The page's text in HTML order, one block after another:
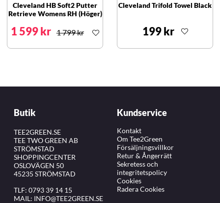
Cleveland HB Soft2 Putter
Retrieve Womens RH (Höger)
1 599 kr 1 799 kr
Cleveland Trifold Towel Black
199 kr
Butik
TEE2GREEN.SE
TEE TWO GREEN AB
STRÖMSTAD
SHOPPINGCENTER
OSLOVÄGEN 50
45235 STRÖMSTAD
TLF: 0793 39 14 15
MAIL: INFO@TEE2GREEN.SE
Kundservice
Kontakt
Om Tee2Green
Försäljningsvillkor
Retur & Ångerrätt
Sekretess och
integritetspolicy
Cookies
Radera Cookies